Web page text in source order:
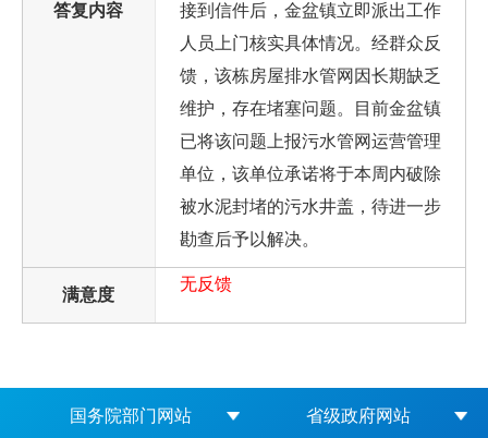
答复内容
接到信件后，金盆镇立即派出工作
人员上门核实具体情况。经群众反
馈，该栋房屋排水管网因长期缺乏
维护，存在堵塞问题。目前金盆镇
已将该问题上报污水管网运营管理
单位，该单位承诺将于本周内破除
被水泥封堵的污水井盖，待进一步
勘查后予以解决。
满意度
无反馈
国务院部门网站
省级政府网站